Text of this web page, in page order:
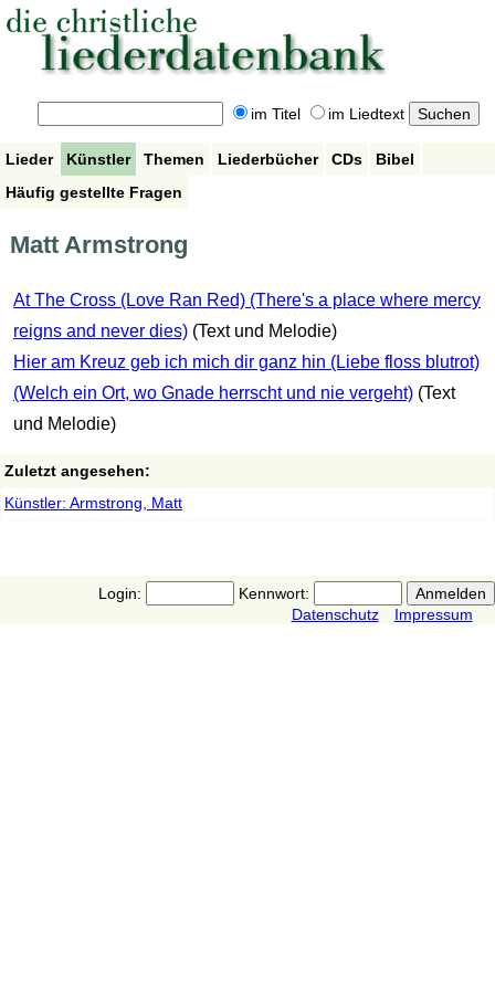
im Titel im Liedtext
Lieder Künstler Themen Liederbücher CDs
Bibel
Häufig gestellte Fragen
Matt Armstrong
At The Cross (Love Ran Red) (There's a place where mercy
reigns and never dies) (Text und Melodie)
Hier am Kreuz geb ich mich dir ganz hin (Liebe floss blutrot)
(Welch ein Ort, wo Gnade herrscht und nie vergeht) (Text
und Melodie)
Zuletzt angesehen:
Künstler: Armstrong, Matt
Login:
Kennwort:
Datenschutz
Impressum